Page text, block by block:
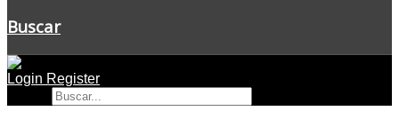
Buscar
Login Register